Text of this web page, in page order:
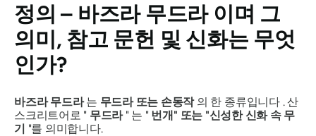
정의 – 바즈라 무드라이며 그
의미, 참고 문헌 및 신화는 무엇
인가?
바즈라 무드라는 무드라또는 손동작의 한 종류입니다 . 산
스크리트어로 " 무드라 "는 " 번개" 또는 "신성한 신화 속 무
기 "를 의미합니다.